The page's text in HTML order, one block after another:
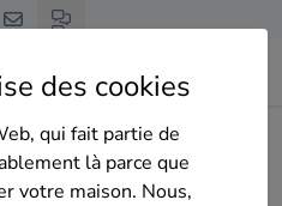
des cookies
qui fait partie de
là parce que
votre maison. Nous,
Andenne Stm Construct